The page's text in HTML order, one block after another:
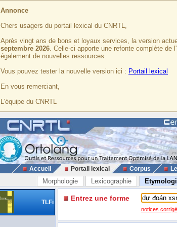
Annonce
Chers usagers du portail lexical du CNRTL,
Après vingt ans de bons et loyaux services, la version
septembre 2026. Celle-ci apporte une refonte complète
également de nouvelles ressources.
Vous pouvez tester la nouvelle version ici : Portail lexical
En vous remerciant,
L'équipe du CNRTL
Accueil Portail lexical Corpus
Morphologie Lexicographie
TLFi Entrez une forme
notices